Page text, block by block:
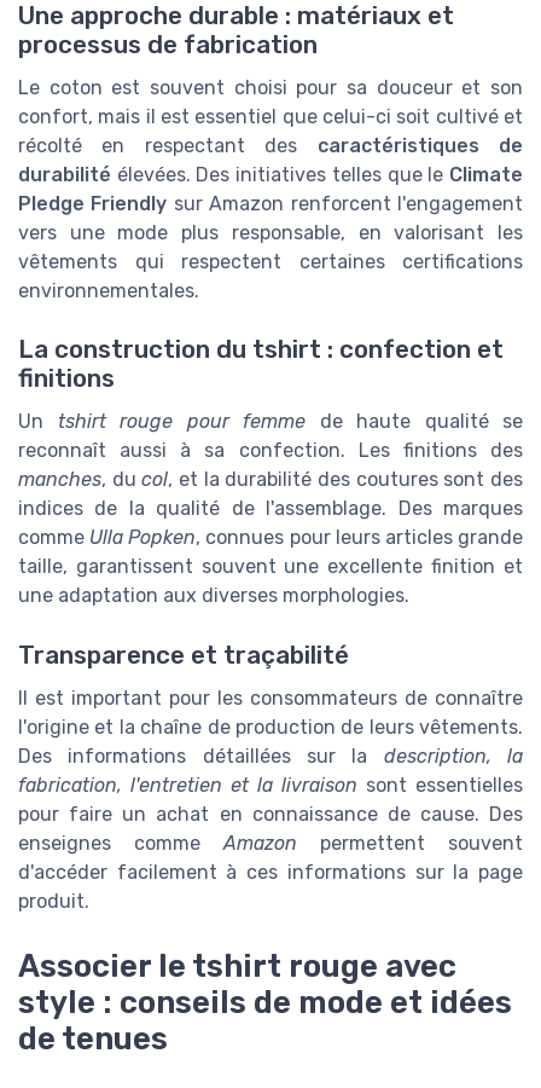
Une approche durable : matériaux et
processus de fabrication
Le coton est souvent choisi pour sa douceur et son
confort, mais il est essentiel que celui-ci soit cultivé et
récolté en respectant des caractéristiques de
durabilité élevées. Des initiatives telles que le Climate
Pledge Friendly sur Amazon renforcent l'engagement
vers une mode plus responsable, en valorisant les
vêtements qui respectent certaines certifications
environnementales.
La construction du tshirt : confection et
finitions
Un tshirt rouge pour femme de haute qualité se
reconnaît aussi à sa confection. Les finitions des
manches, ducol, et la durabilité des coutures sont des
indices de la qualité de l'assemblage. Des marques
comme Ulla Popken, connues pour leurs articles grande
taille, garantissent souvent une excellente finition et
une adaptation aux diverses morphologies.
Transparence et traçabilité
Il est important pour les consommateurs de connaître
l'origine et la chaîne de production de leurs vêtements.
Des informations détaillées sur la description, la
fabrication, l'entretien et la livraison sont essentielles
pour faire un achat en connaissance de cause. Des
enseignes comme Amazon permettent souvent
d'accéder facilement à ces informations sur la page
produit.
Associer le tshirt rouge avec
style : conseils de mode et idées
de tenues